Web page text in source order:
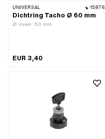
UNIVERSAL 15876
Dichtring Tacho Ø 60 mm
Ø innen: 60 mm
EUR 3,40